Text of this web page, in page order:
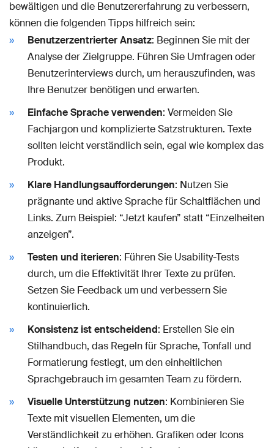
bewältigen und die Benutzererfahrung zu verbessern,
können die folgenden Tipps hilfreich sein:
Benutzerzentrierter Ansatz: Beginnen Sie mit der
Analyse der Zielgruppe. Führen Sie Umfragen oder
Benutzerinterviews durch, um herauszufinden, was
Ihre Benutzer benötigen und erwarten.
Einfache Sprache verwenden: Vermeiden Sie
Fachjargon und komplizierte Satzstrukturen. Texte
sollten leicht verständlich sein, egal wie komplex das
Produkt.
Klare Handlungsaufforderungen: Nutzen Sie
prägnante und aktive Sprache für Schaltflächen und
Links. Zum Beispiel: “Jetzt kaufen” statt “Einzelheiten
anzeigen”.
Testen und iterieren: Führen Sie Usability-Tests
durch, um die Effektivität Ihrer Texte zu prüfen.
Setzen Sie Feedback um und verbessern Sie
kontinuierlich.
Konsistenz ist entscheidend: Erstellen Sie ein
Stilhandbuch, das Regeln für Sprache, Tonfall und
Formatierung festlegt, um den einheitlichen
Sprachgebrauch im gesamten Team zu fördern.
Visuelle Unterstützung nutzen: Kombinieren Sie
Texte mit visuellen Elementen, um die
Verständlichkeit zu erhöhen. Grafiken oder Icons